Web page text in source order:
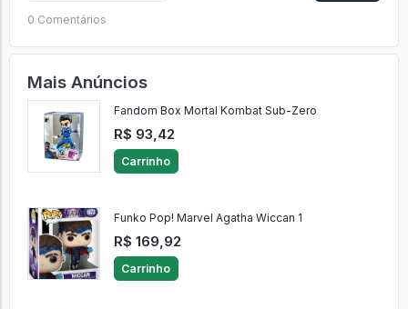
0 Comentários
Mais Anúncios
Fandom Box Mortal Kombat Sub-Zero
R$ 93,42
Carrinho
Funko Pop! Marvel Agatha Wiccan 1
R$ 169,92
Carrinho